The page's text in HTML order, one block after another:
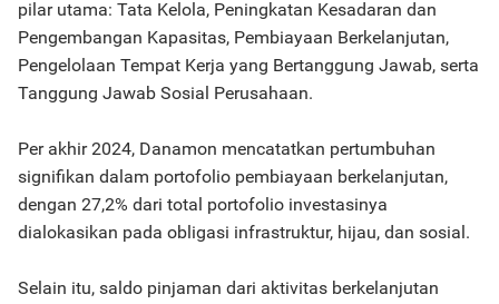
pilar utama: Tata Kelola, Peningkatan Kesadaran dan
Pengembangan Kapasitas, Pembiayaan Berkelanjutan,
Pengelolaan Tempat Kerja yang Bertanggung Jawab, serta
Tanggung Jawab Sosial Perusahaan.
Per akhir 2024, Danamon mencatatkan pertumbuhan
signifikan dalam portofolio pembiayaan berkelanjutan,
dengan 27,2% dari total portofolio investasinya
dialokasikan pada obligasi infrastruktur, hijau, dan sosial.
Selain itu, saldo pinjaman dari aktivitas berkelanjutan